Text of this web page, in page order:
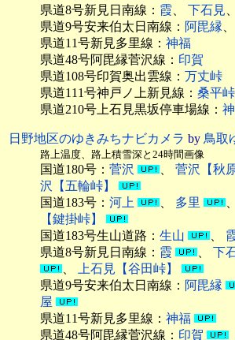
県道8号新見日南線： 霞、 下石見、
県道9号安来伯太日南線： 阿毘縁、
県道11号新見多里線： 神福
県道48号阿毘縁菅沢線： 印賀
県道108号印賀奥出雲線： 万丈峠
県道111号神戸ノ上新見線： 桑平峠
県道210号上石見黒坂停車場線：
日野地区のゆきみちナビカメラ by 鳥取
路上温度、路上積雪深と24時間画像
国道180号： 菅沢 、 菅沢【秋
沢【五輪峠】
国道183号： 河上 、 多里 、
【鍵掛峠】
国道183号生山道路： 生山 、
県道8号新見日南線： 霞 、 下
、 上石見【谷田峠】
県道9号安来伯太日南線： 阿毘縁
屋
県道11号新見多里線： 神福
県道48号阿毘縁菅沢線： 印賀